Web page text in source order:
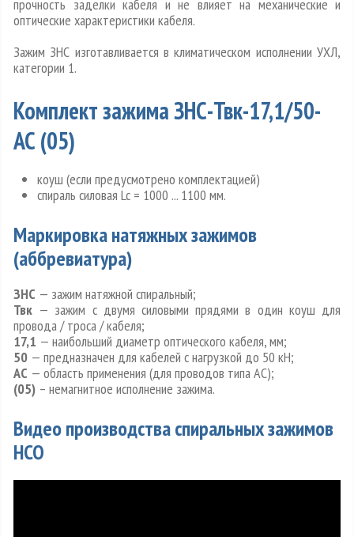
прочность заделки кабеля и не влияет на механические и
оптические характеристики кабеля.
Зажим ЗНС изготавливается в климатическом исполнении УХЛ,
категории 1.
Комплект зажима ЗНС-Твк-17,1/50-
АС (05)
коуш (если предусмотрено комплектацией)
спираль силовая Lc = 1000 ... 1100 мм.
Маркировка натяжных зажимов
(аббревиатура)
ЗНС — зажим натяжной спиральный;
Твк — зажим с двумя силовыми прядями в один коуш для
провода / троса / кабеля;
17,1 — наибольший диаметр оптического кабеля, мм;
50 — предназначен для кабелей с нагрузкой до 50 кН;
АС — область применения (для проводов типа АС);
(05) – немагнитное исполнение зажима.
Видео производства спиральных зажимов
НСО